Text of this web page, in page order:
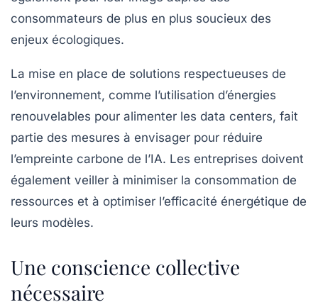
consommateurs de plus en plus soucieux des
enjeux écologiques.
La mise en place de solutions respectueuses de
l’environnement, comme l’utilisation d’énergies
renouvelables pour alimenter les data centers, fait
partie des mesures à envisager pour réduire
l’empreinte carbone de l’IA. Les entreprises doivent
également veiller à minimiser la consommation de
ressources et à optimiser l’efficacité énergétique de
leurs modèles.
Une conscience collective
nécessaire